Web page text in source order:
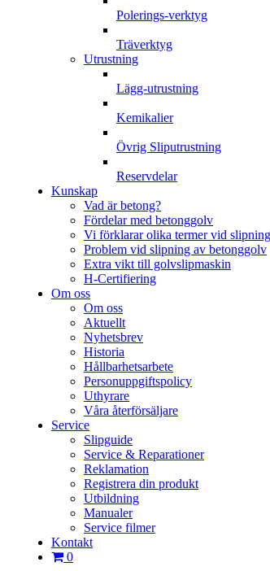
Polerings-verktyg
Träverktyg
Utrustning
Lägg-utrustning
Kemikalier
Övrig Sliputrustning
Reservdelar
Kunskap
Vad är betong?
Fördelar med betonggolv
Vi förklarar olika termer vid
Problem vid slipning av betonggolv
Extra vikt till golvslipmaskin
H-Certifiering
Om oss
Om oss
Aktuellt
Nyhetsbrev
Historia
Hållbarhetsarbete
Personuppgiftspolicy
Uthyrare
Våra återförsäljare
Service
Slipguide
Service & Reparationer
Reklamation
Registrera din produkt
Utbildning
Manualer
Service filmer
Kontakt
0